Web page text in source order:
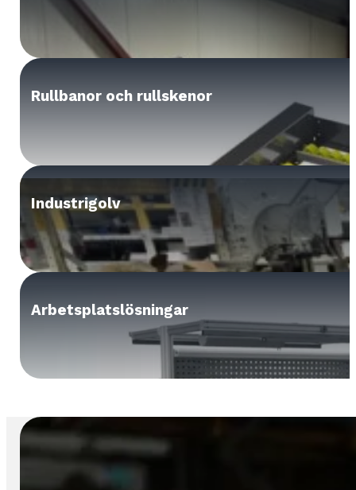
Rullbanor och rullskenor
Industrigolv
Arbetsplatslösningar